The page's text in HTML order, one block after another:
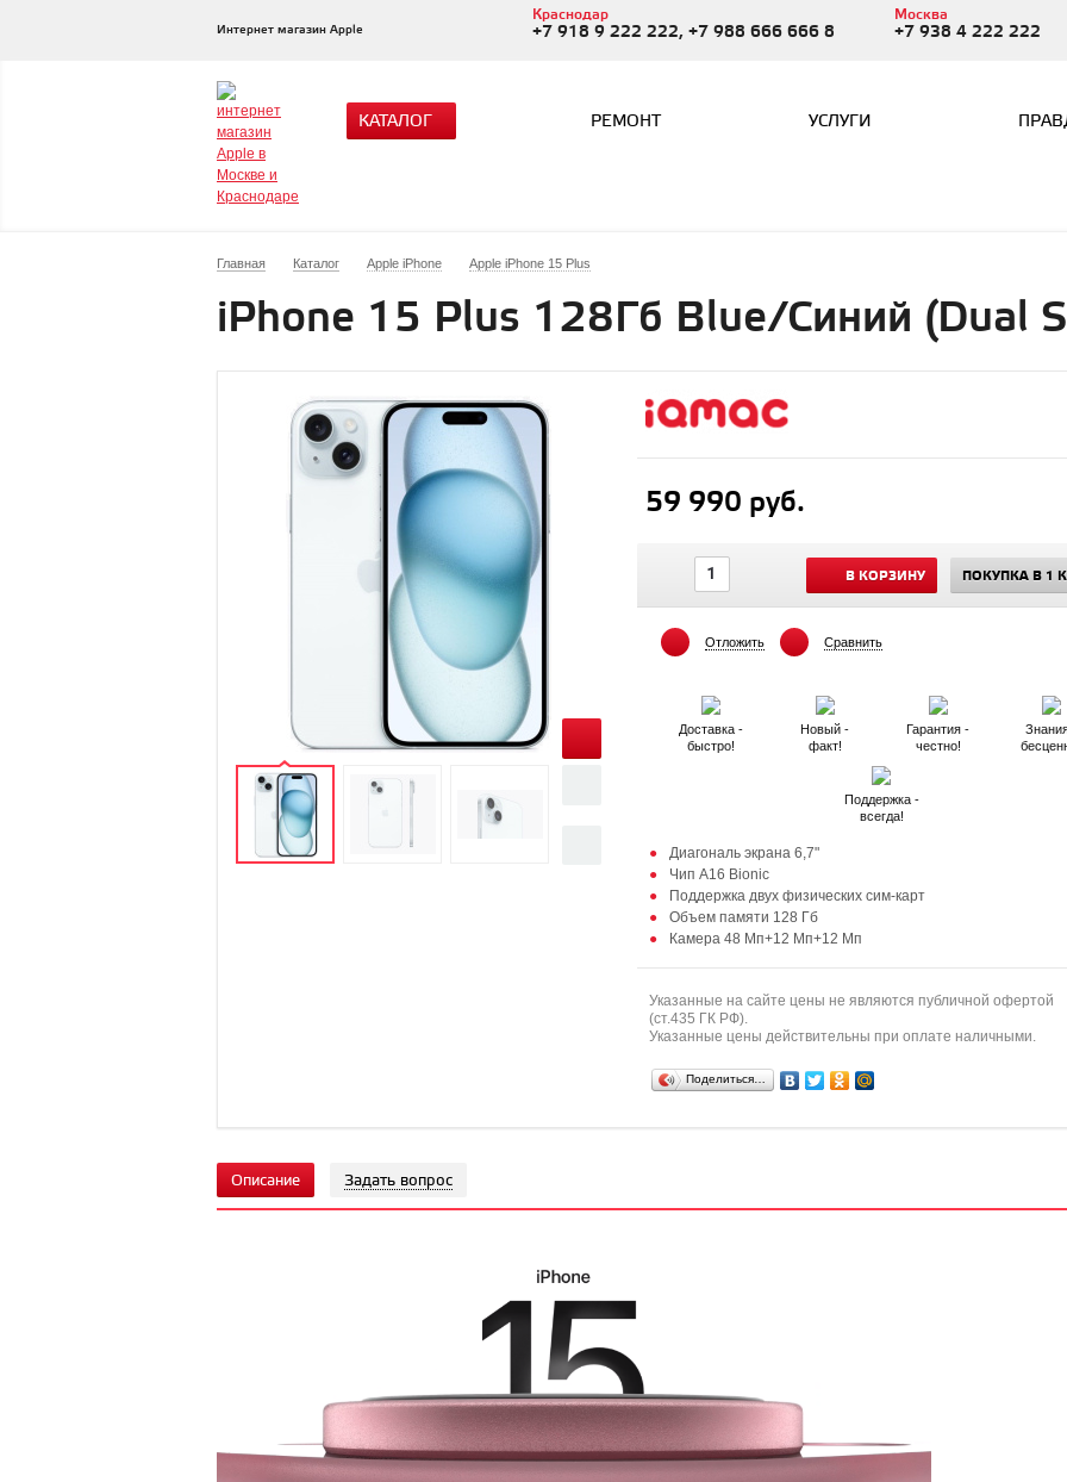
Интернет магазин Apple
Краснодар
+7 918 9 222 222, +7 988 666 666 8
Москва
+7 938 4 222 222
КАТАЛОГ РЕМОНТ УСЛУГИ
Главная Каталог Apple iPhone Apple iPhone 15 Plus
iPhone 15 Plus 128Гб Blue/Синий (Dual
59 990 руб.
В КОРЗИНУ ПОКУПКА В 1
Отложить Сравнить
Доставка -
быстро!
Новый -
факт!
Гарантия -
честно!
Поддержка -
всегда!
Диагональ экрана 6,7"
Чип A16 Bionic
Поддержка двух физических сим-карт
Объем памяти 128 Гб
Камера 48 Мп+12 Мп+12 Мп
Указанные на сайте цены не являются публичной офертой
(ст.435 ГК РФ).
Указанные цены действительны при оплате наличными.
Поделиться…
Описание Задать вопрос